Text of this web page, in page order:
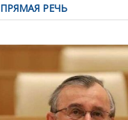
ПРЯМАЯ РЕЧЬ